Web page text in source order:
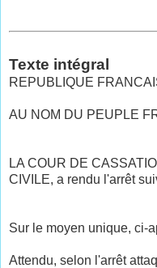
Texte intégral
REPUBLIQUE
AU NOM DU PEUPLE
LA COUR DE
CIVILE, a rendu l'arrêt
Sur le moyen unique, ci-
Attendu, selon l'arrêt